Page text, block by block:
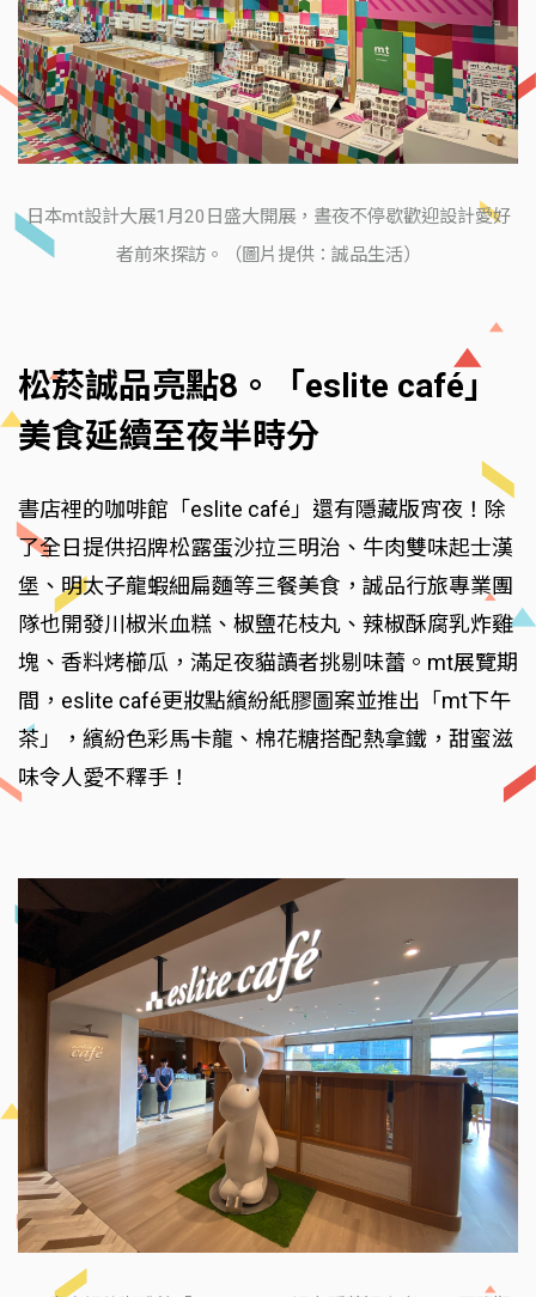
日本mt設計大展1月20日盛大開展，晝夜不停歇歡迎設計愛好
者前來探訪。（圖片提供：誠品生活）
松菸誠品亮點8。「eslite café」
美食延續至夜半時分
書店裡的咖啡館「eslite café」還有隱藏版宵夜！除
了全日提供招牌松露蛋沙拉三明治、牛肉雙味起士漢
堡、明太子龍蝦細扁麵等三餐美食，誠品行旅專業團
隊也開發川椒米血糕、椒鹽花枝丸、辣椒酥腐乳炸雞
塊、香料烤櫛瓜，滿足夜貓讀者挑剔味蕾。mt展覽期
間，eslite café更妝點繽紛紙膠圖案並推出「mt下午
茶」，繽紛色彩馬卡龍、棉花糖搭配熱拿鐵，甜蜜滋
味令人愛不釋手！